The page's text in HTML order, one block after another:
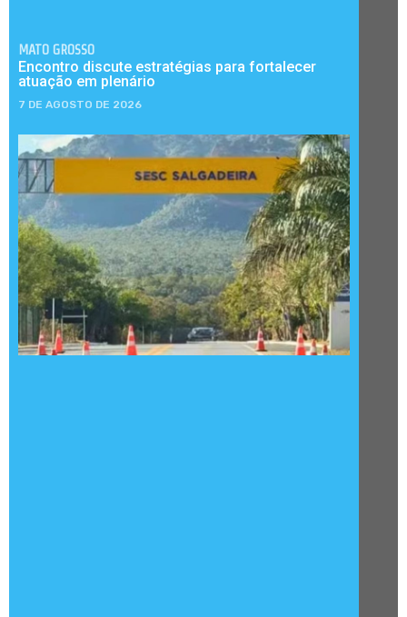
MATO GROSSO
Encontro discute estratégias para fortalecer
atuação em plenário
7 DE AGOSTO DE 2026